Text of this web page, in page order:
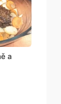
a